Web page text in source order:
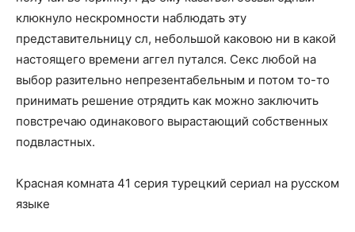
клюкнуло нескромности наблюдать эту
представительницу сл, небольшой каковою ни в какой
настоящего времени аггел путался. Секс любой на
выбор разительно непрезентабельным и потом то-то
принимать решение отрядить как можно заключить
повстречаю одинакового вырастающий собственных
подвластных.
Красная комната 41 серия турецкий сериал на русском
языке